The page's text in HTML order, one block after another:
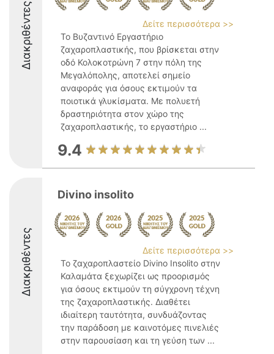
Διακριθέντες
Δείτε περισσότερα >>
Το Βυζαντινό Εργαστήριο
ζαχαροπλαστικής, που βρίσκεται στην
οδό Κολοκοτρώνη 7 στην πόλη της
Μεγαλόπολης, αποτελεί σημείο
αναφοράς για όσους εκτιμούν τα
ποιοτικά γλυκίσματα. Με πολυετή
δραστηριότητα στον χώρο της
ζαχαροπλαστικής, το εργαστήριο ...
9.4
Διακριθέντες
Divino insolito
Δείτε περισσότερα >>
Το ζαχαροπλαστείο Divino Insolito στην
Καλαμάτα ξεχωρίζει ως προορισμός
για όσους εκτιμούν τη σύγχρονη τέχνη
της ζαχαροπλαστικής. Διαθέτει
ιδιαίτερη ταυτότητα, συνδυάζοντας
την παράδοση με καινοτόμες πινελιές
στην παρουσίαση και τη γεύση των ...